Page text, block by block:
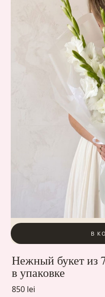
В
Нежный букет из
в упаковке
850 lei